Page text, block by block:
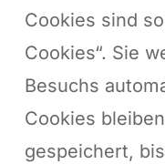
Cookies sind
Cookies“. Sie
Besuchs
Cookies
gespeichert,